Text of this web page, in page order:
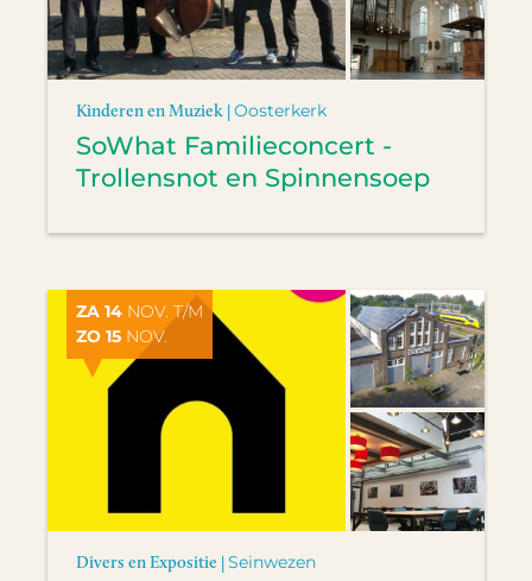
Kinderen en Muziek |Oosterkerk
SoWhat Familieconcert -
Trollensnot en Spinnensoep
ZA 14 NOV. T/M
ZO 15 NOV.
Divers en Expositie |Seinwezen